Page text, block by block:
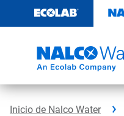
contenido
Inicio de Nalco Water